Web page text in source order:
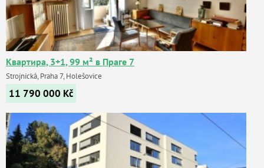
Квартира, 3+1, 99 м² в Праге 7
Strojnická, Praha 7, Holešovice
11 790 000 Kč